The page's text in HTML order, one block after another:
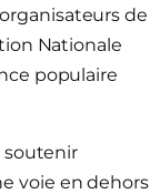
de
Nationale
populaire
soutenir
voie en dehors